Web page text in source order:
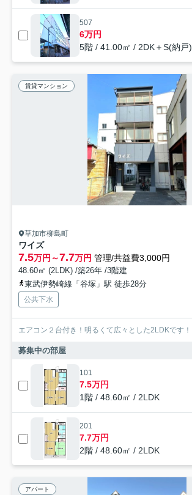
507
6万円
5階 / 41.00㎡ / 2DK＋S(納戸)
賃貸マンション
草加市柳島町
ワイズ
7.5万円～7.7万円 管理/共益費3,000円
48.60㎡ (2LDK) /築26年 /3階建
東武伊勢崎線「谷塚」駅 徒歩28分
公共下水
エアコン２台付き！明るくて広々とした2LDKです！
募集中の部屋
101
7.5万円
1階 / 48.60㎡ / 2LDK
201
7.7万円
2階 / 48.60㎡ / 2LDK
アパート